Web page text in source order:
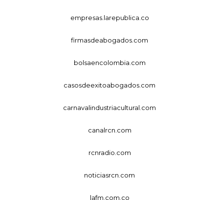
empresas.larepublica.co
firmasdeabogados.com
bolsaencolombia.com
casosdeexitoabogados.com
carnavalindustriacultural.com
canalrcn.com
rcnradio.com
noticiasrcn.com
lafm.com.co